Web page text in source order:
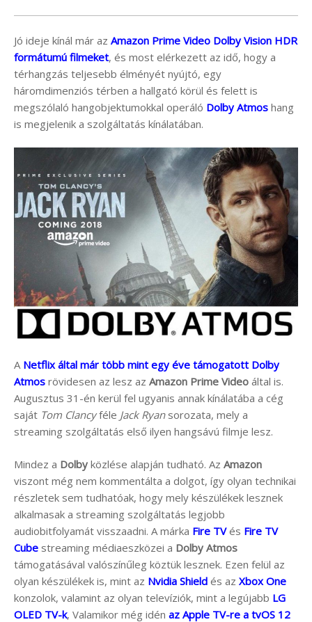
Jó ideje kínál már az Amazon Prime Video Dolby Vision HDR
formátumú filmeket, és most elérkezett az idő, hogy a
térhangzás teljesebb élményét nyújtó, egy
háromdimenziós térben a hallgató körül és felett is
megszólaló hangobjektumokkal operáló Dolby Atmos hang
is megjelenik a szolgáltatás kínálatában.
A Netflix által már több mint egy éve támogatott Dolby
Atmos rövidesen az lesz az Amazon Prime Video által is.
Augusztus 31-én kerül fel ugyanis annak kínálatába a cég
saját Tom Clancyféle Jack Ryansorozata, mely a
streaming szolgáltatás első ilyen hangsávú filmje lesz.
Mindez a Dolby közlése alapján tudható. Az Amazon
viszont még nem kommentálta a dolgot, így olyan technikai
részletek sem tudhatóak, hogy mely készülékek lesznek
alkalmasak a streaming szolgáltatás legjobb
audiobitfolyamát visszaadni. A márka Fire TVés Fire TV
Cube streaming médiaeszközei a Dolby Atmos
támogatásával valószínűleg köztük lesznek. Ezen felül az
olyan készülékek is, mint az Nvidia Shield és az Xbox One
konzolok, valamint az olyan televíziók, mint a legújabb LG
OLED TV-k, Valamikor még idén az Apple TV-re a tvOS 12